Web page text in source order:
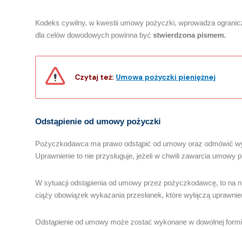
Kodeks cywilny, w kwestii umowy pożyczki, wprowadza
dla celów dowodowych powinna być stwierdzona pismem.
Czytaj też: Umowa pożyczki pieniężnej
Odstąpienie od umowy pożyczki
Pożyczkodawca ma prawo odstąpić od umowy oraz odmówić
Uprawnienie to nie przysługuje, jeżeli w chwili zawarcia umowy
W sytuacji odstąpienia od umowy przez pożyczkodawcę, to na
ciąży obowiązek wykazania przesłanek, które wyłączą
Odstąpienie od umowy może zostać wykonane w dowolnej